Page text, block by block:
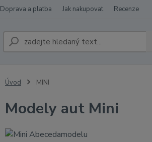
Doprava a platba Jak nakupovat Recenze
Úvod MINI
Modely aut Mini